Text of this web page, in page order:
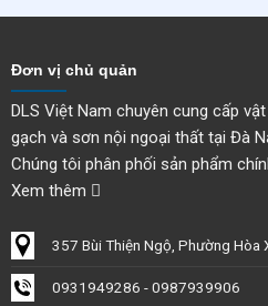
Tầng hầm
Cầu và tường chắn
Sàn và tường phòng tắm
Nhà bếp và các khu vực ẩm ướt
Hướng dẫn thi công
Chuẩn bị bề mặt
mỡ.
Đơn vị chủ quản
DLS Việt Nam chuyên cung cấp
gạch và sơn nội ngoại thất tại Đà
Chúng tôi phân phối sản phẩm
Xem thêm
357 Bùi Thiện Ngộ, Phường Hòa
0931949286 - 0987939906